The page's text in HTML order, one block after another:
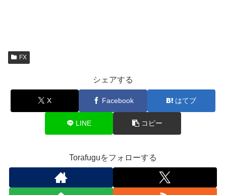
FX
シェアする
X Facebook はてブ
LINE コピー
Torafuguをフォローする